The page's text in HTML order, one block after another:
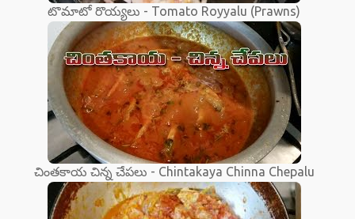
టొమాటో రొయ్యలు - Tomato Royyalu (Prawns)
చింతకాయ చిన్న చేపలు - Chintakaya Chinna Chepalu